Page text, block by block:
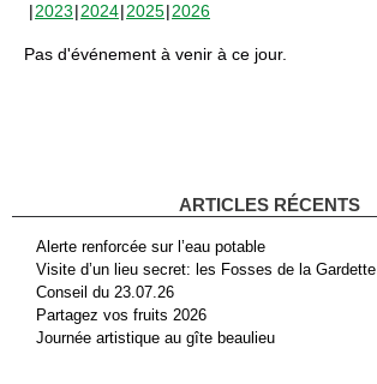
2023 2024 2025 2026
Pas d'événement à venir à ce jour.
ARTICLES RÉCENTS
Alerte renforcée sur l’eau potable
Visite d’un lieu secret: les Fosses de la Gardette
Conseil du 23.07.26
Partagez vos fruits 2026
Journée artistique au gîte beaulieu